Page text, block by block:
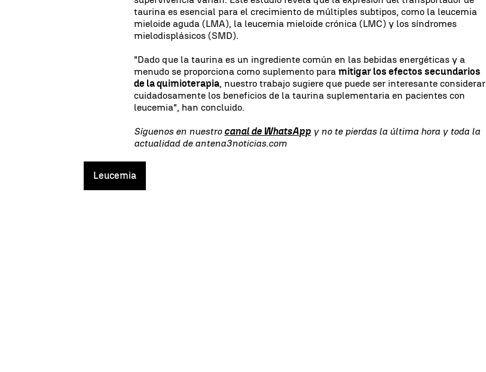
taurina es esencial para el crecimiento de múltiples subtipos, como la leucemia
mieloide aguda (LMA), la leucemia mieloide crónica (LMC) y los síndromes
mielodisplásicos (SMD).
"Dado que la taurina es un ingrediente común en las bebidas energéticas y a
menudo se proporciona como suplemento paramitigar los efectos secundarios
de la quimioterapia, nuestro trabajo sugiere que puede ser interesante considerar
cuidadosamente los beneficios de la taurina suplementaria en pacientes con
leucemia", han concluido.
Síguenos en nuestro canal de WhatsApp y no te pierdas la última hora y toda la
actualidad de antena3noticias.com
Leucemia